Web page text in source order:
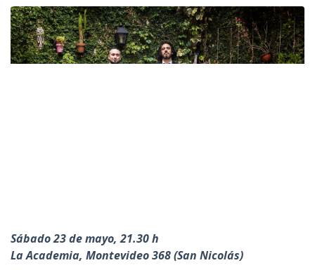
Sábado 23 de mayo, 21.30 h
La Academia, Montevideo 368 (San Nicolás)